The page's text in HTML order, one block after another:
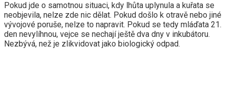
Pokud jde o samotnou situaci, kdy lhůta uplynula a kuřata se
neobjevila, nelze zde nic dělat. Pokud došlo k otravě nebo jiné
vývojové poruše, nelze to napravit. Pokud se tedy mláďata 21.
den nevylíhnou, vejce se nechají ještě dva dny v inkubátoru.
Nezbývá, než je zlikvidovat jako biologický odpad.